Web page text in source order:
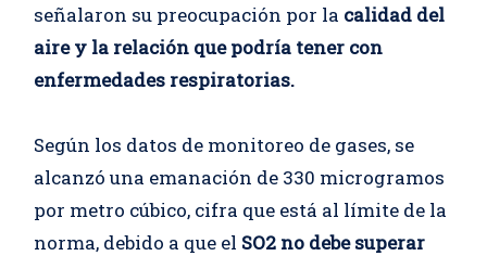
señalaron su preocupación por la calidad del
aire y la relación que podría tener con
enfermedades respiratorias.
Según los datos de monitoreo de gases, se
alcanzó una emanación de 330 microgramos
por metro cúbico, cifra que está al límite de la
norma, debido a que el SO2 no debe superar